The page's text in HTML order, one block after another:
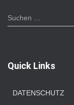
S
u
n
Suchen …
Quick Links
DATENSCHUTZ